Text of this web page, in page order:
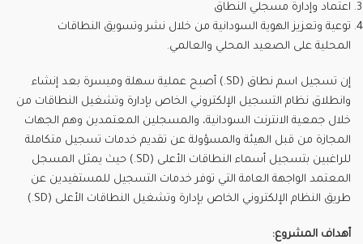
اعتماد وإدارة مسجلي النطاق
توعية وتعزيز الهوية السودانية من خلال نشر وتسويق النطاقات
المحلية على الصعيد المحلي والعالمي.
إن تسجيل اسم نطاق (SD.) أصبح عملية سهلة وميسرة بعد إنشاء
وانطلاق نظام التسجيل الإلكتروني الخاص بإدارة وتشغيل النطاقات من
خلال جمعية الانترنت السودانية، والمسجلين المعتمدين وهم الجهات
المجازة من قبل الهيئة والمسؤولة عن تقديم خدمات تسجيل متكاملة
للراغبين بتسجيل أسماء النطاقات الأعلى (SD.) حيث يمثل المسجل
المعتمد الواجهة العامة التي توفر خدمات التسجيل للمستفيدين عن
طريق النظام الإلكتروني الخاص بإدارة وتشغيل النطاقات الأعلى (SD.)
أهداف المشروع: